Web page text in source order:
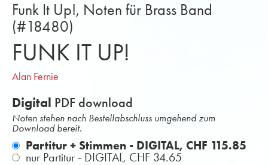
Funk It Up!, Noten für Brass Band
(#18480)
FUNK IT UP!
Alan Fernie
Digital PDF download
Noten stehen nach Bestellabschluss umgehend zum
Download bereit.
Partitur + Stimmen - DIGITAL, CHF 115.85
nur Partitur - DIGITAL, CHF 34.65